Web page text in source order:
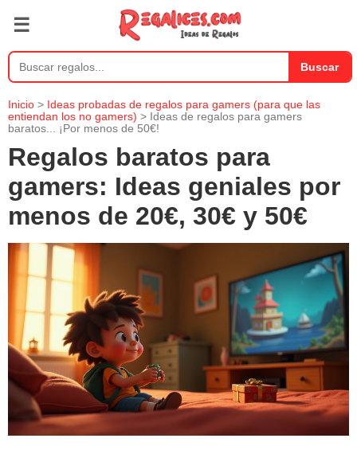
☰
Buscar
Inicio > Ideas probadas de regalos para gamers (para que las
entiendan los no gamers) > Ideas de regalos para gamers
baratos... ¡Por menos de 50€!
Regalos baratos para
gamers: Ideas geniales por
menos de 20€, 30€ y 50€